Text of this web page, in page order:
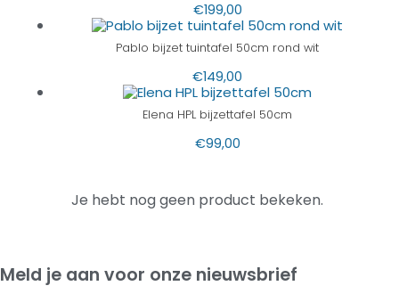
€199,00
Pablo bijzet tuintafel 50cm rond wit
€149,00
Elena HPL bijzettafel 50cm
€99,00
Je hebt nog geen product bekeken.
Meld je aan voor onze nieuwsbrief